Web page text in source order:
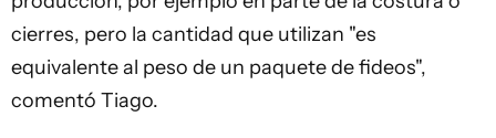
cierres, pero la cantidad que utilizan "es
equivalente al peso de un paquete de fideos",
comentó Tiago.